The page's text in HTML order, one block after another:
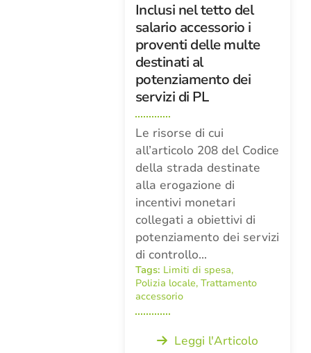
Inclusi nel tetto del
salario accessorio i
proventi delle multe
destinati al
potenziamento dei
servizi di PL
Le risorse di cui
all’articolo 208 del Codice
della strada destinate
alla erogazione di
incentivi monetari
collegati a obiettivi di
potenziamento dei servizi
di controllo…
Tags: Limiti di spesa,
Polizia locale, Trattamento
accessorio
Leggi l'Articolo